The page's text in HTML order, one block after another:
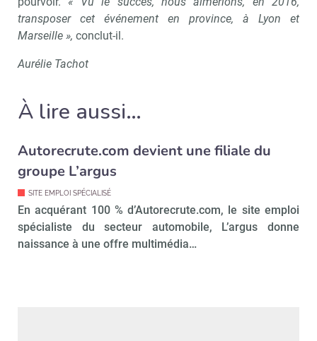
transposer cet événement en province, à Lyon et
Marseille », conclut-il.
Aurélie Tachot
À lire aussi…
Autorecrute.com devient une filiale du
groupe L’argus
SITE EMPLOI SPÉCIALISÉ
En acquérant 100 % d’Autorecrute.com, le site emploi
spécialiste du secteur automobile, L’argus donne
naissance à une offre multimédia…